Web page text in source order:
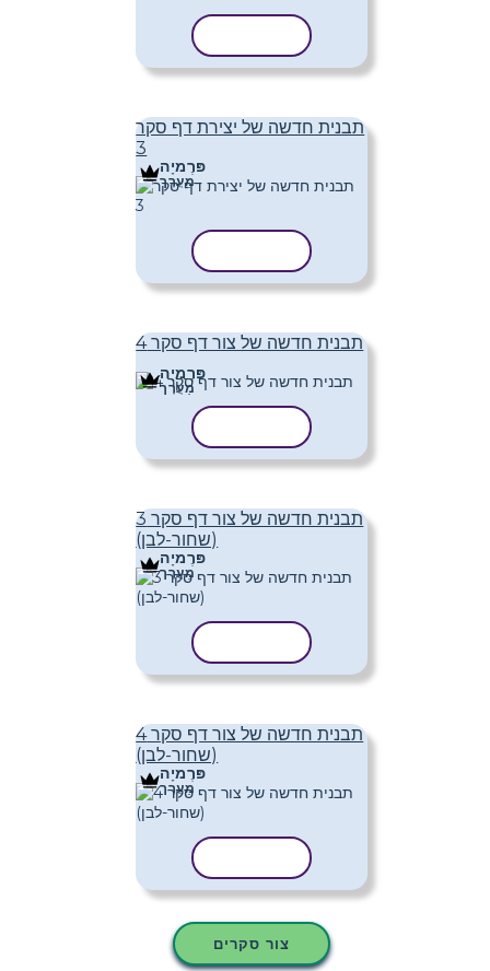
תבנית חדשה של יצירת דף סקר
3
פּרֶמיָה
מַעֲרָך
תבנית חדשה של צור דף סקר 4
פּרֶמיָה
מַעֲרָך
תבנית חדשה של צור דף סקר 3
(שחור-לבן)
פּרֶמיָה
מַעֲרָך
תבנית חדשה של צור דף סקר 4
(שחור-לבן)
פּרֶמיָה
מַעֲרָך
צור סקרים